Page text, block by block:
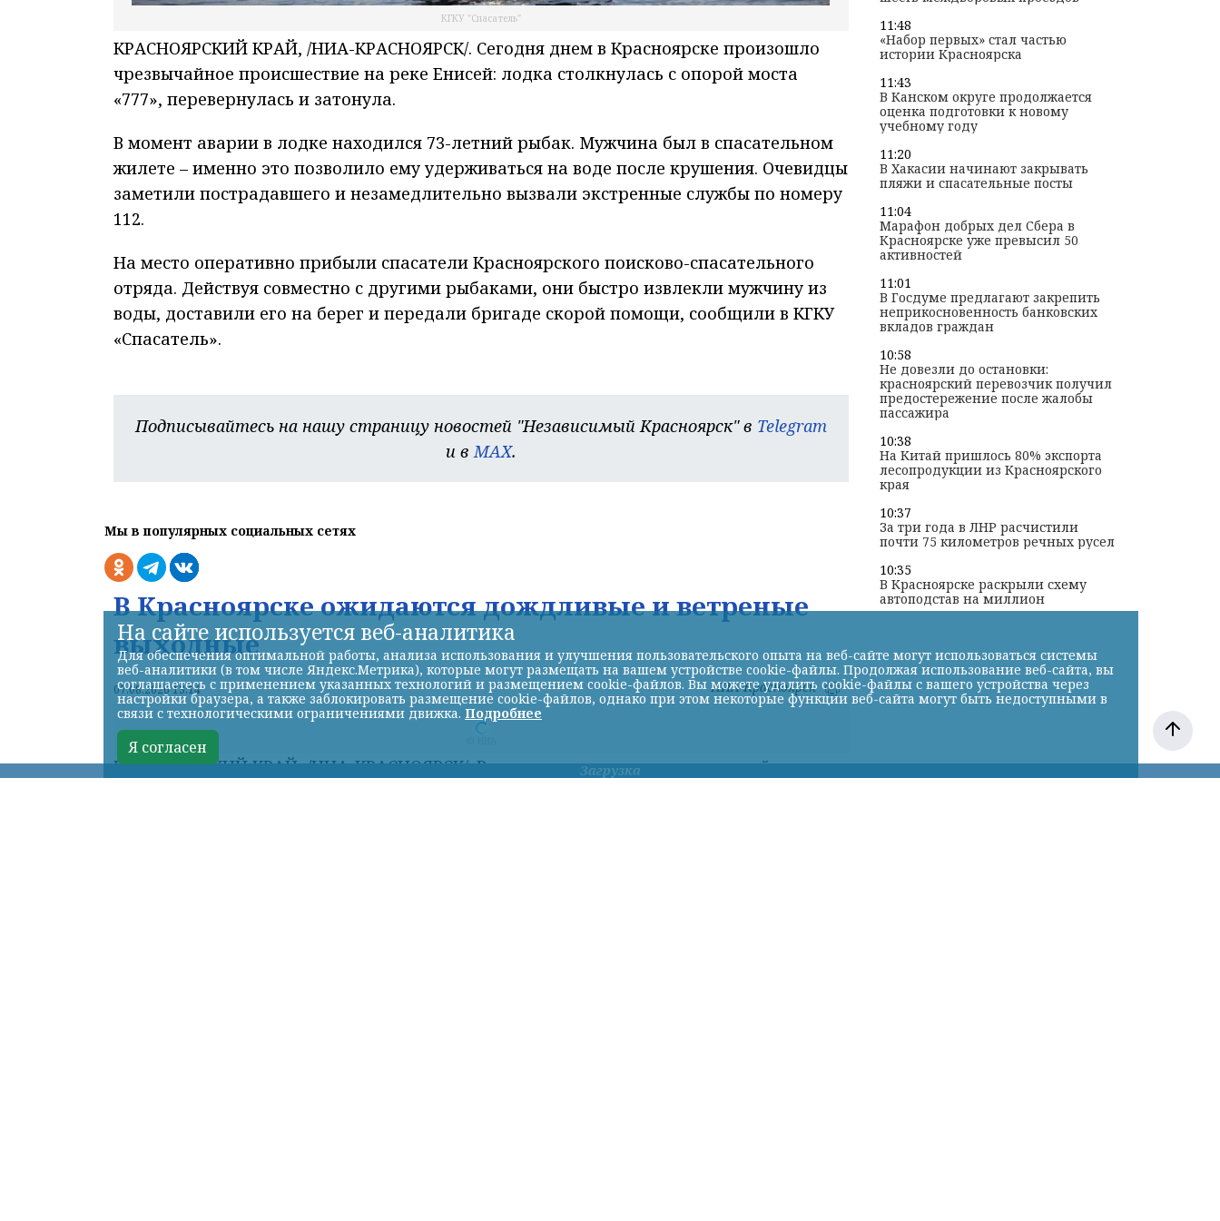
КГКУ "Спасатель"
КРАСНОЯРСКИЙ КРАЙ, /НИА-КРАСНОЯРСК/. Сегодня днем в Красноярске произошло
чрезвычайное происшествие на реке Енисей: лодка столкнулась с опорой моста
«777», перевернулась и затонула.
В момент аварии в лодке находился 73-летний рыбак. Мужчина был в спасательном
жилете – именно это позволило ему удерживаться на воде после крушения. Очевидцы
заметили пострадавшего и незамедлительно вызвали экстренные службы по номеру
112.
На место оперативно прибыли спасатели Красноярского поисково-спасательного
отряда. Действуя совместно с другими рыбаками, они быстро извлекли мужчину из
воды, доставили его на берег и передали бригаде скорой помощи, сообщили в КГКУ
«Спасатель».
Подписывайтесь на нашу страницу новостей "Независимый Красноярск" в Telegram
и в MAX.
Мы в популярных социальных сетях
Загрузка
В Красноярске ожидаются дождливые и ветреные
выходные
07.08.2026 13:14 НИА-Красноярск
КРАСНОЯРСКИЙ КРАЙ, /НИА-КРАСНОЯРСК/. В предстоящие выходные жителей города
11:48
«Набор первых» стал частью
истории Красноярска
11:43
В Канском округе продолжается
оценка подготовки к новому
учебному году
11:20
В Хакасии начинают закрывать
пляжи и спасательные посты
11:04
Марафон добрых дел Сбера в
Красноярске уже превысил 50
активностей
11:01
В Госдуме предлагают закрепить
неприкосновенность банковских
вкладов граждан
10:58
Не довезли до остановки:
красноярский перевозчик получил
предостережение после жалобы
пассажира
10:38
На Китай пришлось 80% экспорта
лесопродукции из Красноярского
края
10:37
За три года в ЛНР расчистили
почти 75 километров речных русел
10:35
В Красноярске раскрыли схему
автоподстав на миллион
На сайте используется веб-аналитика
Для обеспечения оптимальной работы, анализа использования и улучшения пользовательского опыта на веб-сайте могут использоваться системы
веб-аналитики (в том числе Яндекс.Метрика), которые могут размещать на вашем устройстве cookie-файлы. Продолжая использование веб-сайта, вы
соглашаетесь с применением указанных технологий и размещением cookie-файлов. Вы можете удалить cookie-файлы с вашего устройства через
настройки браузера, а также заблокировать размещение cookie-файлов, однако при этом некоторые функции веб-сайта могут быть недоступными в
связи с технологическими ограничениями движка. Подробнее
Я согласен